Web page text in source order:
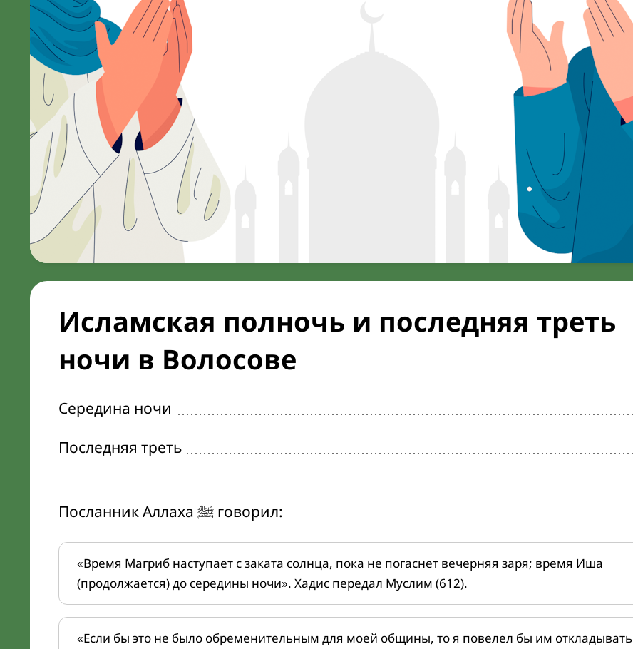
Исламская полночь и последняя треть
ночи в Волосове
Середина ночи
Последняя треть
Посланник Аллаха ﷺ говорил:
«Время Магриб наступает с заката солнца, пока не погаснет вечерняя заря; время Иша
(продолжается) до середины ночи». Хадис передал Муслим (612).
«Если бы это не было обременительным для моей общины, то я повелел бы им откладывать